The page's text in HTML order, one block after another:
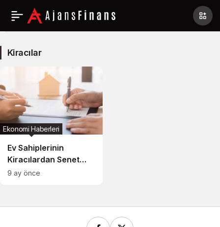
Kiracılar
Haberleri
Kiracılar
Ev Sahiplerinin
Kiracılardan Senet
Talep Etmesi Yasal mı?
Ekonomi Haberleri
9 ay önce